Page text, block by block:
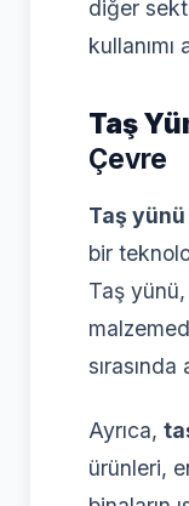
diğer
kullanımı
Taş
Çevre
Taş
bir
Taş
Ayrıca,
ürünleri,